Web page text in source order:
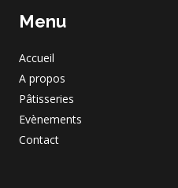
Menu
Accueil
A propos
Pâtisseries
Evènements
Contact